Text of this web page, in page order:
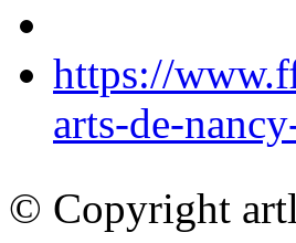
https://
arts-de-
© Copyright